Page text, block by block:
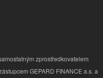
zprostředkovatelem
GEPARD FINANCE a.s. a